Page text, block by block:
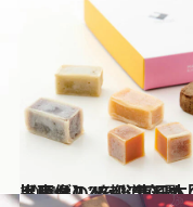
2021.12.25
【画像】47都道府県「手土産グルメ」 “東日本の旨いもの”を総まとめ
グルメ